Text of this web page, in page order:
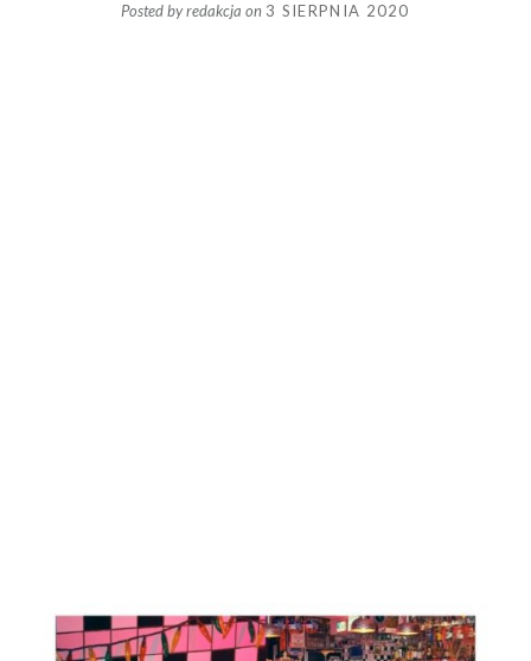
Posted byredakcja on 3 SIERPNIA 2020